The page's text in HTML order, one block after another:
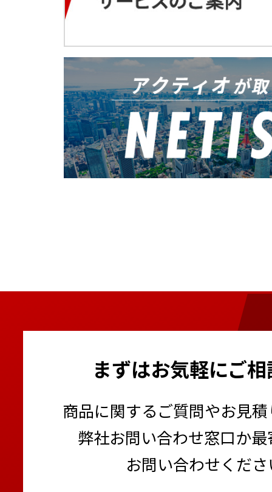
まずはお気軽にご
商品に関するご質問やお見
弊社お問い合わせ窓口か
お問い合わせくだ